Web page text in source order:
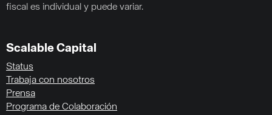
fiscal es individual y puede variar.
Scalable Capital
Status
Trabaja con nosotros
Prensa
Programa de Colaboración